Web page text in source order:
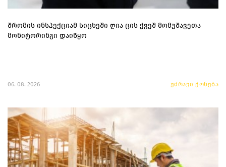
შრომის ინსპექციამ სიცხეში ღია ცის ქვეშ მომუშავეთა
მონიტორინგი დაიწყო
06. 08. 2026 უძრავი ქონება